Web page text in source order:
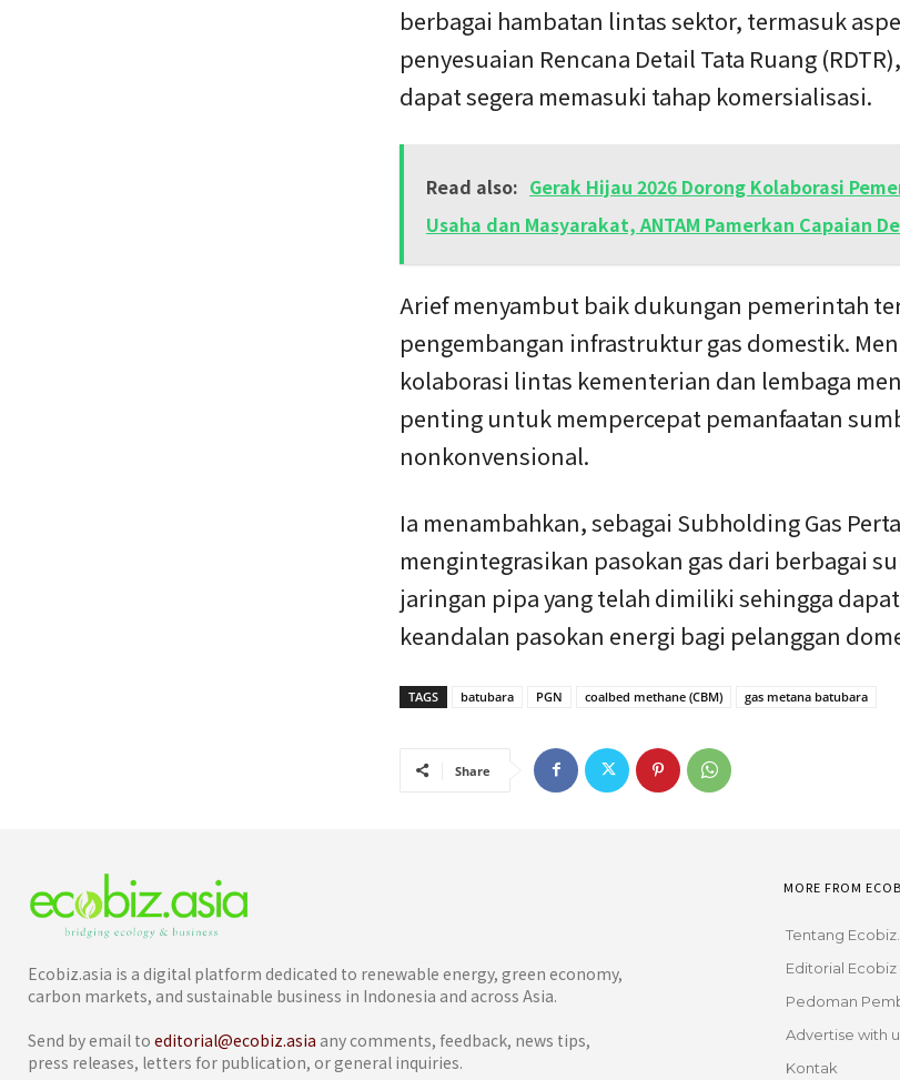
berbagai hambatan lintas sektor, termasuk
penyesuaian Rencana Detail Tata Ruang
dapat segera memasuki tahap komersialisasi.
Read also: Gerak Hijau 2026 Dorong Kolaborasi
Usaha dan Masyarakat, ANTAM Pamerkan Capaian
Arief menyambut baik dukungan pemerintah
pengembangan infrastruktur gas domestik.
kolaborasi lintas kementerian dan lembaga
penting untuk mempercepat pemanfaatan
nonkonvensional.
Ia menambahkan, sebagai Subholding Gas
mengintegrasikan pasokan gas dari berbagai
jaringan pipa yang telah dimiliki sehingga
keandalan pasokan energi bagi pelanggan
TAGS batubara PGN coalbed methane (CBM) gas metana batubara
Share
Ecobiz.asia is a digital platform dedicated to renewable energy, green economy,
carbon markets, and sustainable business in Indonesia and across Asia.
Send by email to editorial@ecobiz.asia any comments, feedback, news tips,
press releases, letters for publication, or general inquiries.
MORE FROM
Tentang
Editorial Ecobiz
Pedoman
Advertise with
Kontak